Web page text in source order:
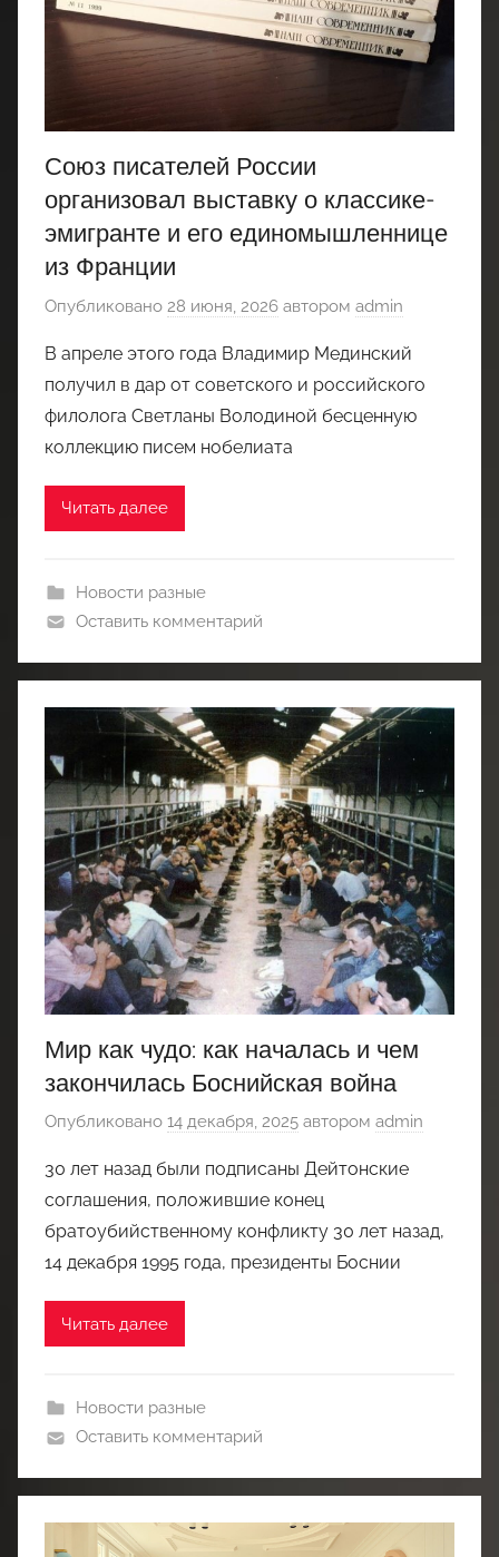
Союз писателей России
организовал выставку о классике-
эмигранте и его единомышленнице
из Франции
Опубликовано 28 июня, 2026 автором admin
В апреле этого года Владимир Мединский
получил в дар от советского и российского
филолога Светланы Володиной бесценную
коллекцию писем нобелиата
Читать далее
Новости разные
Оставить комментарий
Мир как чудо: как началась и чем
закончилась Боснийская война
Опубликовано 14 декабря, 2025 автором admin
30 лет назад были подписаны Дейтонские
соглашения, положившие конец
братоубийственному конфликту 30 лет назад,
14 декабря 1995 года, президенты Боснии
Читать далее
Новости разные
Оставить комментарий